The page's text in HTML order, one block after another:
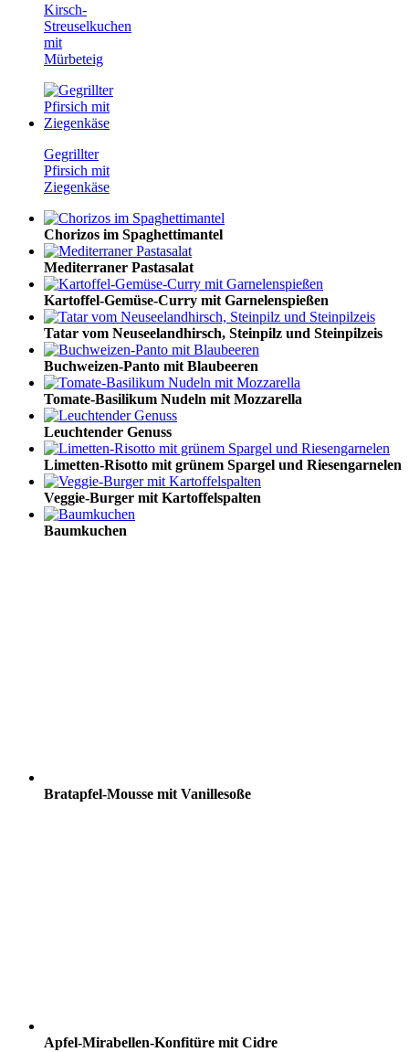
Kirsch-
Streuselkuchen
mit
Mürbeteig
Gegrillter
Pfirsich mit
Ziegenkäse
Chorizos im Spaghettimantel
Mediterraner Pastasalat
Kartoffel-Gemüse-Curry mit Garnelenspießen
Tatar vom Neuseelandhirsch, Steinpilz und Steinpilzeis
Buchweizen-Panto mit Blaubeeren
Tomate-Basilikum Nudeln mit Mozzarella
Leuchtender Genuss
Limetten-Risotto mit grünem Spargel und Riesengarnelen
Veggie-Burger mit Kartoffelspalten
Baumkuchen
Bratapfel-Mousse mit Vanillesoße
Apfel-Mirabellen-Konfitüre mit Cidre